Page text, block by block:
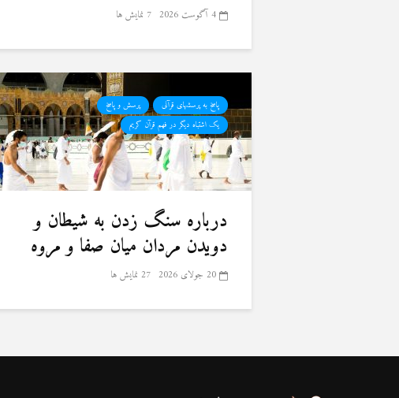
4 آگوست 2026 7 نمایش ها
پاسخ به پرسشهای قرآنی
پرسش و پاسخ
یک اشتباه دیگر در فهم قرآن کریم
درباره سنگ زدن به شیطان و
دویدن مردان میان صفا و مروه
20 جولای 2026 27 نمایش ها